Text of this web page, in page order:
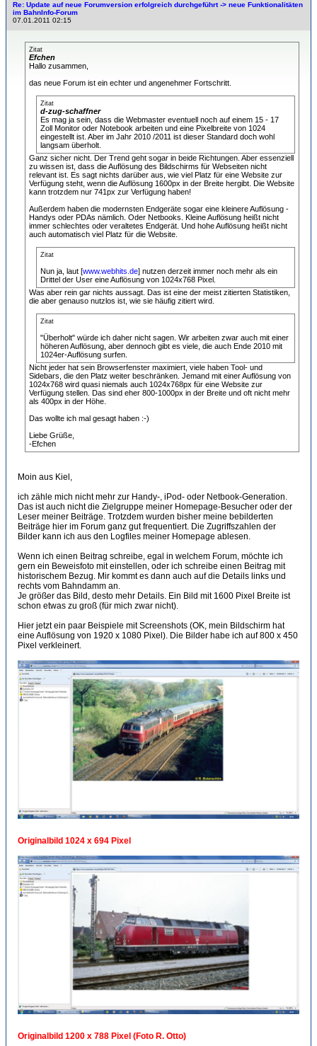
Re: Update auf neue Forumversion erfolgreich durchgeführt -> neue Funktionalitäten
im BahnInfo-Forum
07.01.2011 02:15
Zitat
Efchen
Hallo zusammen,
das neue Forum ist ein echter und angenehmer Fortschritt.
Zitat
d-zug-schaffner
Es mag ja sein, dass die Webmaster eventuell noch auf einem 15 - 17
Zoll Monitor oder Notebook arbeiten und eine Pixelbreite von 1024
eingestellt ist. Aber im Jahr 2010 /2011 ist dieser Standard doch wohl
langsam überholt.
Ganz sicher nicht. Der Trend geht sogar in beide Richtungen. Aber essenziell
zu wissen ist, dass die Auflösung des Bildschirms für Webseiten nicht
relevant ist. Es sagt nichts darüber aus, wie viel Platz für eine Website zur
Verfügung steht, wenn die Auflösung 1600px in der Breite hergibt. Die Website
kann trotzdem nur 741px zur Verfügung haben!
Außerdem haben die modernsten Endgeräte sogar eine kleinere Auflösung -
Handys oder PDAs nämlich. Oder Netbooks. Kleine Auflösung heißt nicht
immer schlechtes oder veraltetes Endgerät. Und hohe Auflösung heißt nicht
auch automatisch viel Platz für die Website.
Zitat
Nun ja, laut [www.webhits.de] nutzen derzeit immer noch mehr als ein
Drittel der User eine Auflösung von 1024x768 Pixel.
Was aber rein gar nichts aussagt. Das ist eine der meist zitierten Statistiken,
die aber genauso nutzlos ist, wie sie häufig zitiert wird.
Zitat
"Überholt" würde ich daher nicht sagen. Wir arbeiten zwar auch mit einer
höheren Auflösung, aber dennoch gibt es viele, die auch Ende 2010 mit
1024er-Auflösung surfen.
Nicht jeder hat sein Browserfenster maximiert, viele haben Tool- und
Sidebars, die den Platz weiter beschränken. Jemand mit einer Auflösung von
1024x768 wird quasi niemals auch 1024x768px für eine Website zur
Verfügung stellen. Das sind eher 800-1000px in der Breite und oft nicht mehr
als 400px in der Höhe.
Das wollte ich mal gesagt haben :-)
Liebe Grüße,
-Efchen
Moin aus Kiel,
ich zähle mich nicht mehr zur Handy-, iPod- oder Netbook-Generation.
Das ist auch nicht die Zielgruppe meiner Homepage-Besucher oder der
Leser meiner Beiträge. Trotzdem wurden bisher meine bebilderten
Beiträge hier im Forum ganz gut frequentiert. Die Zugriffszahlen der
Bilder kann ich aus den Logfiles meiner Homepage ablesen.
Wenn ich einen Beitrag schreibe, egal in welchem Forum, möchte ich
gern ein Beweisfoto mit einstellen, oder ich schreibe einen Beitrag mit
historischem Bezug. Mir kommt es dann auch auf die Details links und
rechts vom Bahndamm an.
Je größer das Bild, desto mehr Details. Ein Bild mit 1600 Pixel Breite ist
schon etwas zu groß (für mich zwar nicht).
Hier jetzt ein paar Beispiele mit Screenshots (OK, mein Bildschirm hat
eine Auflösung von 1920 x 1080 Pixel). Die Bilder habe ich auf 800 x 450
Pixel verkleinert.
Originalbild 1024 x 694 Pixel
Originalbild 1200 x 788 Pixel (Foto R. Otto)